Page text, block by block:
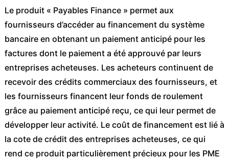
Le produit « Payables Finance » permet aux
fournisseurs d’accéder au financement du système
bancaire en obtenant un paiement anticipé pour les
factures dont le paiement a été approuvé par leurs
entreprises acheteuses. Les acheteurs continuent de
recevoir des crédits commerciaux des fournisseurs, et
les fournisseurs financent leur fonds de roulement
grâce au paiement anticipé reçu, ce qui leur permet de
développer leur activité. Le coût de financement est lié à
la cote de crédit des entreprises acheteuses, ce qui
rend ce produit particulièrement précieux pour les PME